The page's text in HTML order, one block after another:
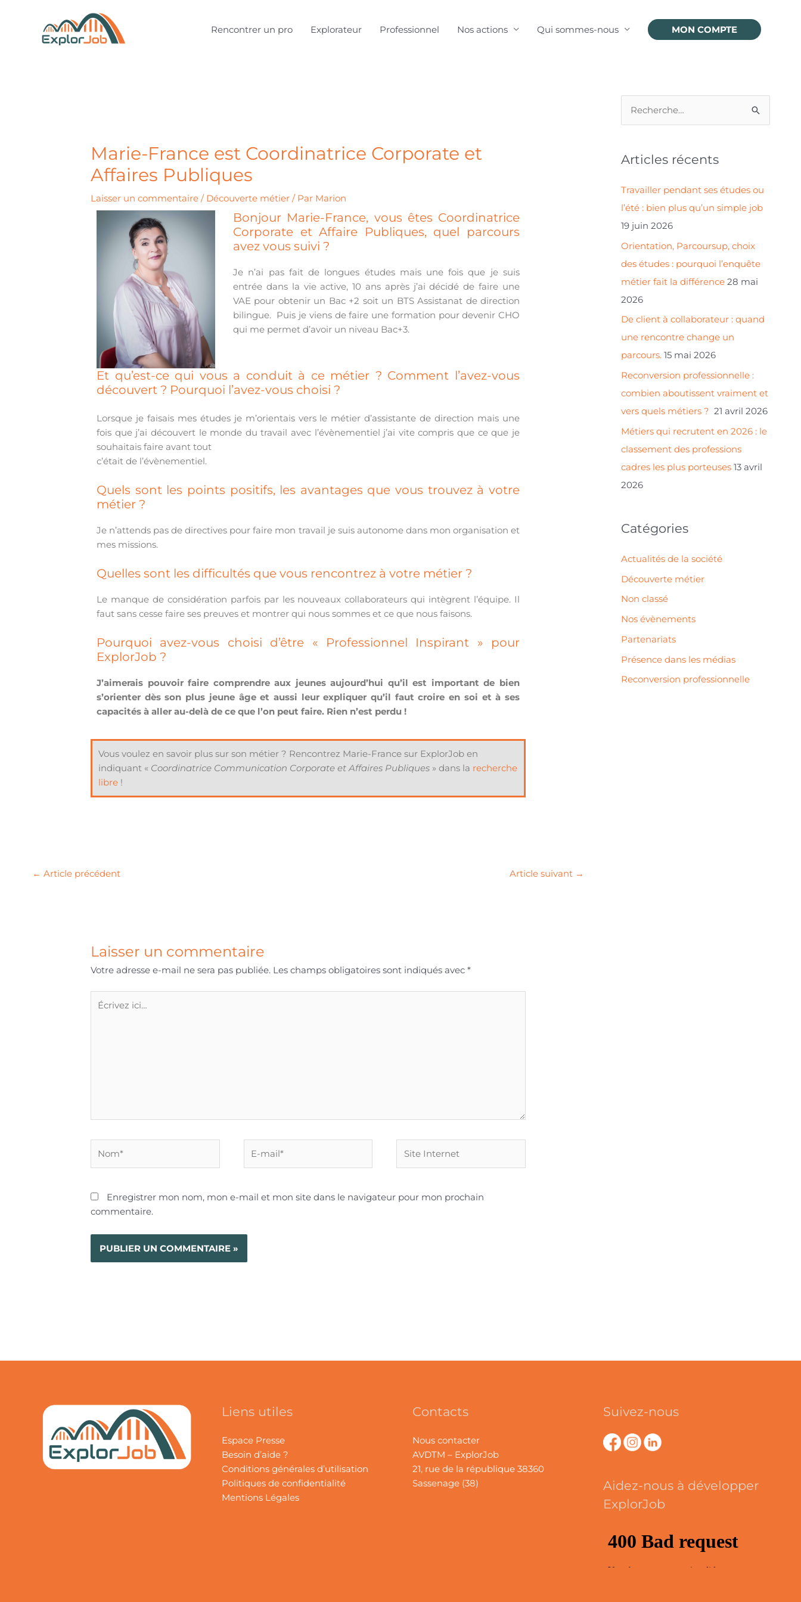
Rencontrer un pro Explorateur Professionnel Nos actions Qui sommes-nous MON COMPTE
Marie-France est Coordinatrice Corporate et
Affaires Publiques
Laisser un commentaire / Découverte métier / Par Marion
Bonjour Marie-France, vous êtes Coordinatrice
Corporate et Affaire Publiques, quel parcours
avez vous suivi ?
Je n’ai pas fait de longues études mais une fois que je suis
entrée dans la vie active, 10 ans après j’ai décidé de faire une
VAE pour obtenir un Bac +2 soit un BTS Assistanat de direction
bilingue. Puis je viens de faire une formation pour devenir CHO
qui me permet d’avoir un niveau Bac+3.
Et qu’est-ce qui vous a conduit à ce métier ? Comment l’avez-vous
découvert ? Pourquoi l’avez-vous choisi ?
Lorsque je faisais mes études je m’orientais vers le métier d’assistante de direction mais une
fois que j’ai découvert le monde du travail avec l’évènementiel j’ai vite compris que ce que je
souhaitais faire avant tout
c’était de l’évènementiel.
Quels sont les points positifs, les avantages que vous trouvez à votre
métier ?
Je n’attends pas de directives pour faire mon travail je suis autonome dans mon organisation et
mes missions.
Quelles sont les difficultés que vous rencontrez à votre métier ?
Le manque de considération parfois par les nouveaux collaborateurs qui intègrent l’équipe. Il
faut sans cesse faire ses preuves et montrer qui nous sommes et ce que nous faisons.
Pourquoi avez-vous choisi d’être « Professionnel Inspirant » pour
ExplorJob ?
J’aimerais pouvoir faire comprendre aux jeunes aujourd’hui qu’il est important de bien
s’orienter dès son plus jeune âge et aussi leur expliquer qu’il faut croire en soi et à ses
capacités à aller au-delà de ce que l’on peut faire. Rien n’est perdu !
Vous voulez en savoir plus sur son métier ? Rencontrez Marie-France sur ExplorJob en
indiquant « Coordinatrice Communication Corporate et Affaires Publiques » dans la recherche
libre !
← Article précédent Article suivant →
Laisser un commentaire
Votre adresse e-mail ne sera pas publiée. Les champs obligatoires sont indiqués avec*
ici…
mail*
Internet
Enregistrer mon nom, mon e-mail et mon site dans le navigateur pour mon prochain
commentaire.
h
e
r
c
Articles récents
Travailler pendant ses études ou
l’été : bien plus qu’un simple job
19 juin 2026
Orientation, Parcoursup, choix
des études : pourquoi l’enquête
métier fait la différence 28 mai
2026
De client à collaborateur : quand
une rencontre change un
parcours. 15 mai 2026
Reconversion professionnelle :
combien aboutissent vraiment et
vers quels métiers ? 21 avril 2026
Métiers qui recrutent en 2026 : le
classement des professions
cadres les plus porteuses 13 avril
2026
Catégories
Actualités de la société
Découverte métier
Non classé
Nos évènements
Partenariats
Présence dans les médias
Reconversion professionnelle
Liens utiles
Espace Presse
Besoin d’aide ?
Conditions générales d’utilisation
Politiques de confidentialité
Mentions Légales
Contacts
Nous contacter
AVDTM – ExplorJob
21, rue de la république 38360
Sassenage (38)
Suivez-nous
Aidez-nous à développer
ExplorJob